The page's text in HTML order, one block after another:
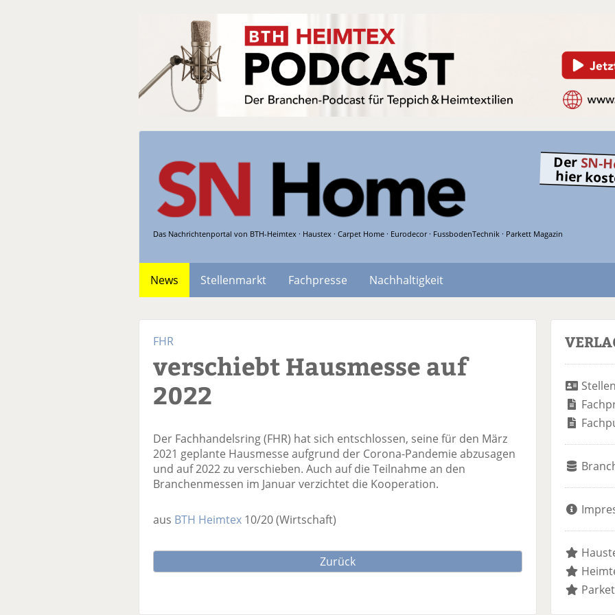
Das Nachrichtenportal von BTH-Heimtex · Haustex · Carpet Home · Eurodecor · FussbodenTechnik · Parkett Magazin
Der SN-
hier
News Stellenmarkt Fachpresse
Nachhaltigkeit
FHR
verschiebt Hausmesse auf
2022
Der Fachhandelsring (FHR) hat sich entschlossen, seine für den März
2021 geplante Hausmesse aufgrund der Corona-Pandemie abzusagen
und auf 2022 zu verschieben. Auch auf die Teilnahme an den
Branchenmessen im Januar verzichtet die Kooperation.
aus BTH Heimtex 10/20(Wirtschaft)
Zurück